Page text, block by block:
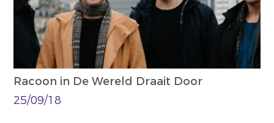
Racoon in De Wereld Draait Door
25/09/18